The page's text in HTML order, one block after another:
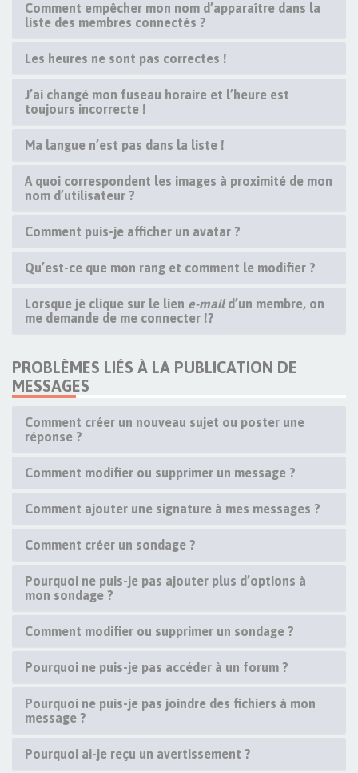
Comment empêcher mon nom d’apparaître dans la
liste des membres connectés ?
Les heures ne sont pas correctes !
J’ai changé mon fuseau horaire et l’heure est
toujours incorrecte !
Ma langue n’est pas dans la liste !
A quoi correspondent les images à proximité de mon
nom d’utilisateur ?
Comment puis-je afficher un avatar ?
Qu’est-ce que mon rang et comment le modifier ?
Lorsque je clique sur le lien e-maild’un membre, on
me demande de me connecter !?
PROBLÈMES LIÉS À LA PUBLICATION DE
MESSAGES
Comment créer un nouveau sujet ou poster une
réponse ?
Comment modifier ou supprimer un message ?
Comment ajouter une signature à mes messages ?
Comment créer un sondage ?
Pourquoi ne puis-je pas ajouter plus d’options à
mon sondage ?
Comment modifier ou supprimer un sondage ?
Pourquoi ne puis-je pas accéder à un forum ?
Pourquoi ne puis-je pas joindre des fichiers à mon
message ?
Pourquoi ai-je reçu un avertissement ?